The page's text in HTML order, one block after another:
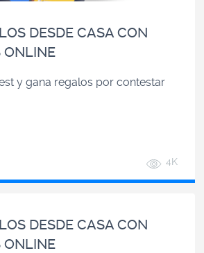
DESDE CASA CON
ONLINE
y gana regalos por contestar
4K
DESDE CASA CON
ONLINE